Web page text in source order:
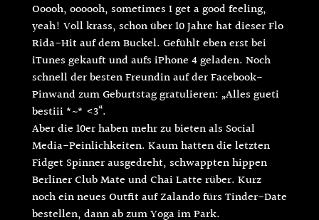
Ooooh, oooooh, sometimes I get a good feeling,
yeah! Voll krass, schon über 10 Jahre hat dieser Flo
Rida-Hit auf dem Buckel. Gefühlt eben erst bei
iTunes gekauft und aufs iPhone 4 geladen. Noch
schnell der besten Freundin auf der Facebook-
Pinwand zum Geburtstag gratulieren: „Alles gueti
bestiii *~* <3“.
Aber die 10er haben mehr zu bieten als Social
Media-Peinlichkeiten. Kaum hatten die letzten
Fidget Spinner ausgedreht, schwappten hippen
Berliner Club Mate und Chai Latte rüber. Kurz
noch ein neues Outfit auf Zalando fürs Tinder-Date
bestellen, dann ab zum Yoga im Park.